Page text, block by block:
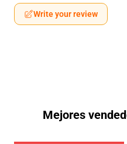
Write your review
Mejores